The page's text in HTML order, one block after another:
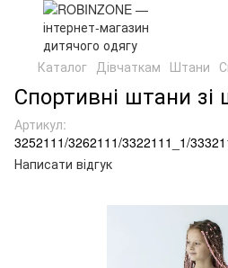
Каталог Дівчаткам Штани
Спортивні штани
Артикул:
3252111/3262111/3322111_1/
Написати відгук